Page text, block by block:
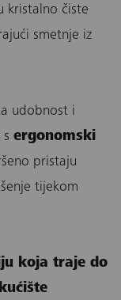
kristalno čiste
smetnje iz
udobnost i
ergonomski
pristaju
tijekom
koja traje do